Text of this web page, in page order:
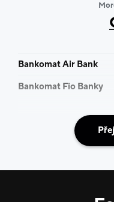
Bankomat Air Bank
Bankomat Fio Banky